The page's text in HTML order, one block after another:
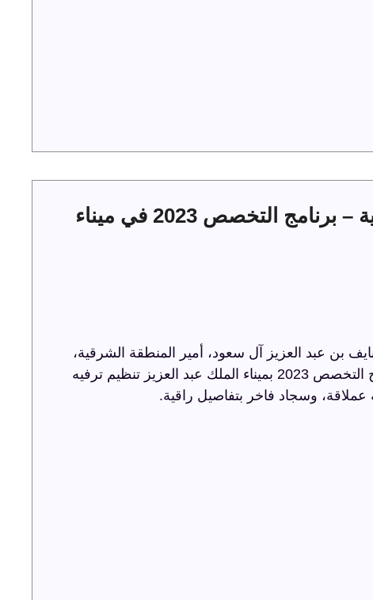
حفل توقيع عقود الخدمات البحرية – برنامج التخصص 2023 في ميناء
بن عبد العزيز آل سعود، أمير المنطقة الشرقية،
حفل توقيع عقود الخدمات البحرية ضمن برنامج التخصص 2023 بميناء الملك عبد العزيز تنظيم ترفيه